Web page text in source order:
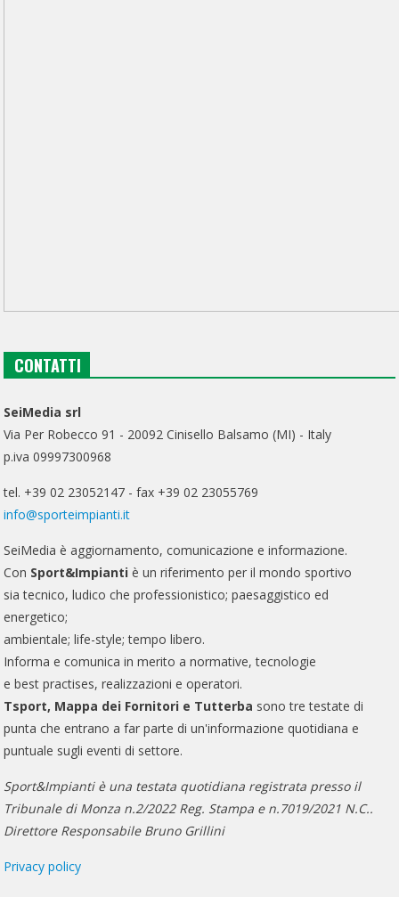
CONTATTI
SeiMedia srl
Via Per Robecco 91 - 20092 Cinisello Balsamo (MI) - Italy
p.iva 09997300968
tel. +39 02 23052147 - fax +39 02 23055769
info@sporteimpianti.it
SeiMedia è aggiornamento, comunicazione e informazione.
Con Sport&Impianti è un riferimento per il mondo sportivo
sia tecnico, ludico che professionistico; paesaggistico ed
energetico;
ambientale; life-style; tempo libero.
Informa e comunica in merito a normative, tecnologie
e best practises, realizzazioni e operatori.
Tsport, Mappa dei Fornitori e Tutterba sono tre testate di
punta che entrano a far parte di un'informazione quotidiana e
puntuale sugli eventi di settore.
Sport&Impianti è una testata quotidiana registrata presso il
Tribunale di Monza n.2/2022 Reg. Stampa e n.7019/2021 N.C..
Direttore Responsabile Bruno Grillini
Privacy policy